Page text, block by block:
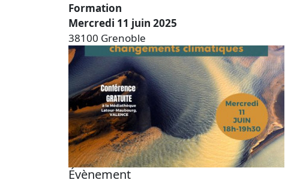
Formation
Mercredi 11 juin 2025
38100 Grenoble
Évènement